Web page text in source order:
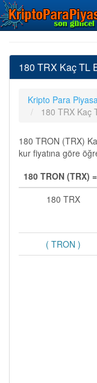
180 TRX Kaç TL
Kripto Para
180 TRX Kaç
180 TRON (TRX)
kur fiyatına göre
180 TRON (TRX)
180 TRX
( TRON )